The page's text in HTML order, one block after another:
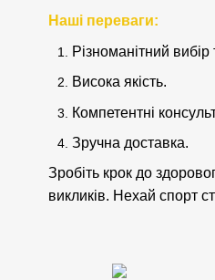
Наші переваги:
Різноманітний вибір
Висока якість.
Компетентні
Зручна доставка.
Зробіть крок до
викликів. Нехай спорт